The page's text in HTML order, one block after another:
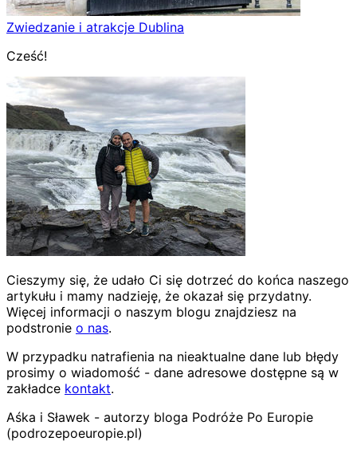
Zwiedzanie i atrakcje Dublina
Cześć!
Cieszymy się, że udało Ci się dotrzeć do końca naszego
artykułu i mamy nadzieję, że okazał się przydatny.
Więcej informacji o naszym blogu znajdziesz na
podstronie o nas.
W przypadku natrafienia na nieaktualne dane lub błędy
prosimy o wiadomość - dane adresowe dostępne są w
zakładce kontakt.
Aśka i Sławek - autorzy bloga Podróże Po Europie
(podrozepoeuropie.pl)